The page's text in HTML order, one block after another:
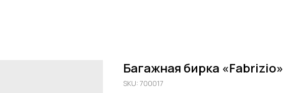
Багажная бирка «Fabrizio»
SKU: 700017